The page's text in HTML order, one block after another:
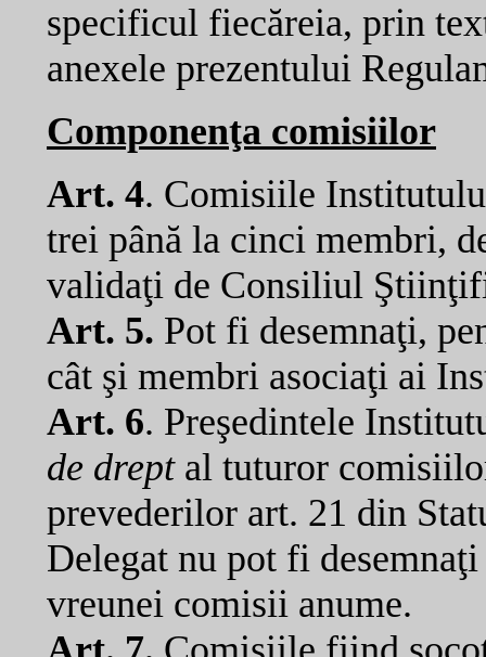
specificul fiecăreia, prin
anexele prezentului
Componenţa comisiilor
Art. 4. Comisiile
trei până la cinci membri,
validaţi de Consiliul
Art. 5. Pot fi desemnaţi,
cât şi membri asociaţi ai
Art. 6. Preşedintele
de dreptal tuturor
prevederilor art. 21 din
Delegat nu pot fi
vreunei comisii anume.